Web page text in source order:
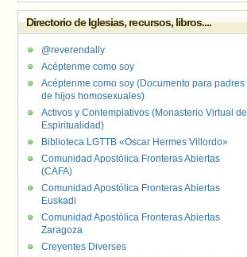
Directorio de Iglesias, recursos, libros....
@reverendally
Acéptenme como soy
Acéptenme como soy (Documento para padres
de hijos homosexuales)
Activos y Contemplativos (Monasterio Virtual de
Espiritualidad)
Biblioteca LGTTB «Oscar Hermes Villordo»
Comunidad Apostólica Fronteras Abiertas
(CAFA)
Comunidad Apostólica Fronteras Abiertas
Euskadi
Comunidad Apostólica Fronteras Abiertas
Zaragoza
Creyentes Diverses